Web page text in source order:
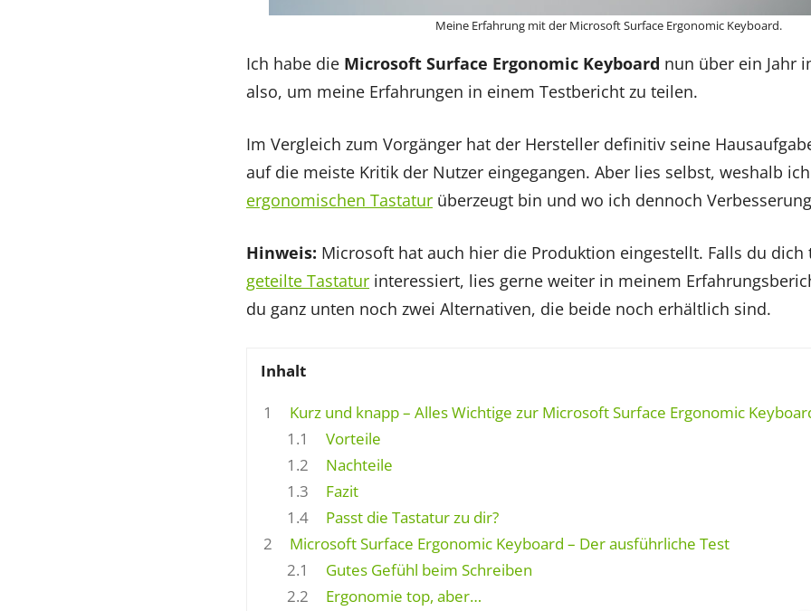
Meine Erfahrung mit der Microsoft Surface Ergonomic Keyboard.
Ich habe die Microsoft Surface Ergonomic Keyboard nun über ein Jahr
also, um meine Erfahrungen in einem Testbericht zu teilen.
Im Vergleich zum Vorgänger hat der Hersteller definitiv seine
auf die meiste Kritik der Nutzer eingegangen. Aber lies selbst, weshalb
ergonomischen Tastatur überzeugt bin und wo ich dennoch
Hinweis: Microsoft hat auch hier die Produktion eingestellt. Falls du
geteilte Tastatur interessiert, lies gerne weiter in meinem
du ganz unten noch zwei Alternativen, die beide noch erhältlich sind.
Inhalt
1
Kurz und knapp – Alles Wichtige zur Microsoft Surface Ergonomic
1.1
Vorteile
1.2
Nachteile
1.3
Fazit
1.4
Passt die Tastatur zu dir?
2
Microsoft Surface Ergonomic Keyboard – Der ausführliche Test
2.1
Gutes Gefühl beim Schreiben
2.2
Ergonomie top, aber…